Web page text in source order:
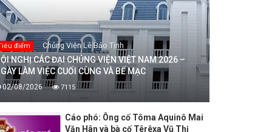
điểm Chủng Viện Lê Bảo Tịnh
NGHỊ CÁC ĐẠI CHỦNG VIỆN VIỆT NAM 2026 –
LÀM VIỆC CUỐI CÙNG VÀ BẾ MẠC
02/08/2026 7115
Cáo phó: Ông cố Tôma Aquinô Mai
Văn Hân và bà cố Têrêxa Vũ Thị